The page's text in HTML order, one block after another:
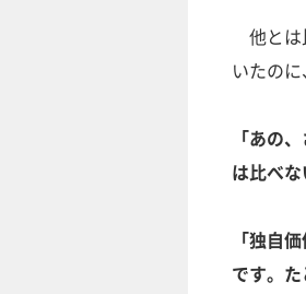
他とは
いたの
「あの
は比べ
「独自
です。